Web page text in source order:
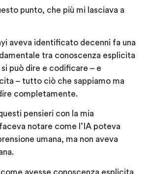
punto, che più mi lasciava a
aveva identificato decenni fa una
tra conoscenza esplicita
può dire e codificare – e
– tutto ciò che sappiamo ma
completamente.
pensieri con la mia
notare come l’IA poteva
umana, ma non aveva
avesse conoscenza esplicita,